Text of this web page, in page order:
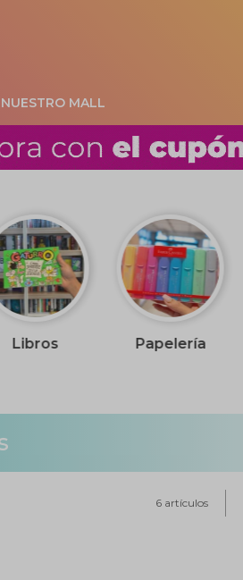
NUESTRO MALL
Libros Papelería
6 artículos